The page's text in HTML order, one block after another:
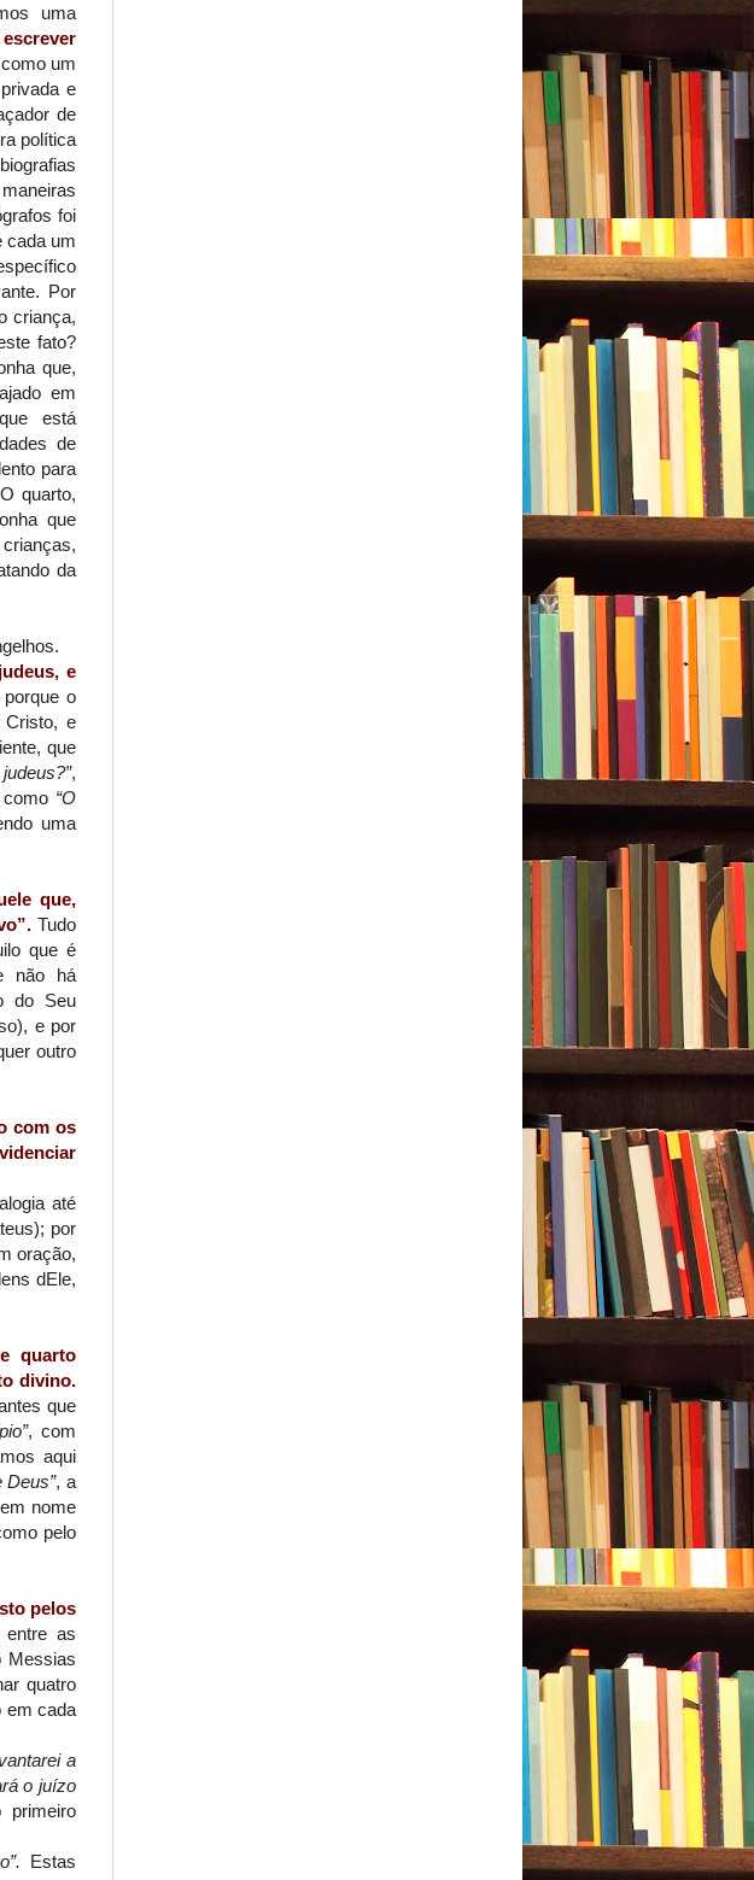
uma
um
e
de
política
foi
cada um
Por
criança,
fato?
que,
em
está
de
para
quarto,
que
da
e
o
Cristo, e
que
,
“O
uma
que,
Tudo
que é
não há
do Seu
e por
outro
com os
até
por
oração,
dEle,
quarto
divino.
que
, com
aqui
Deus”, a
nome
pelo
pelos
entre as
Messias
quatro
em cada
a
o juízo
Estas